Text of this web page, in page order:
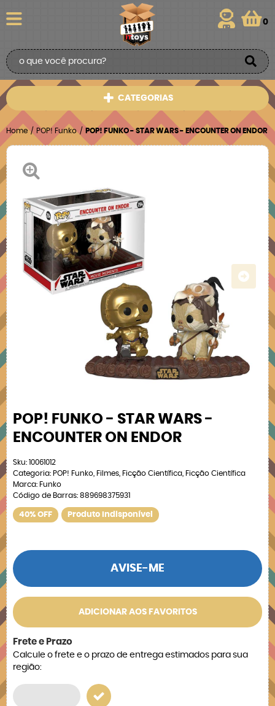
0
CATEGORIAS
Home POP! Funko POP! FUNKO - STAR WARS - ENCOUNTER ON ENDOR
POP! FUNKO - STAR WARS -
ENCOUNTER ON ENDOR
Sku: 10061012
Categoria: POP! Funko Filmes Ficção Científica Ficção Científica
Marca: Funko
Código de Barras: 889698375931
40% OFF Produto Indisponível
AVISE-ME
ADICIONAR AOS FAVORITOS
Frete e Prazo
Calcule o frete e o prazo de entrega estimados para sua
região: